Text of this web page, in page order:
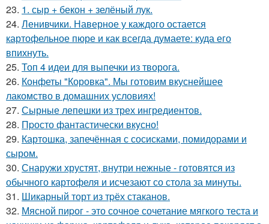
23. 1. сыр + бекон + зелёный лук.
24. Ленивчики. Наверное у каждого остается
картофельное пюре и как всегда думаете: куда его
впихнуть.
25. Топ 4 идеи для выпечки из творога.
26. Конфеты "Коровка". Мы готовим вкуснейшее
лакомство в домашних условиях!
27. Сырные лепешки из трех ингредиентов.
28. Пpосто фантастически вкyсно!
29. Картошка, запечённая с сосисками, помидорами и
сыром.
30. Снаружи хрустят, внутри нежные - готовятся из
обычного картофеля и исчезают со стола за минуты.
31. Шикарный торт из тpёх стаканов.
32. Мясной пиpог - это сочное сочетание мягкого теста и